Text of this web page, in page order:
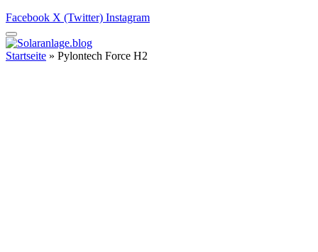
Facebook X (Twitter) Instagram
Startseite » Pylontech Force H2